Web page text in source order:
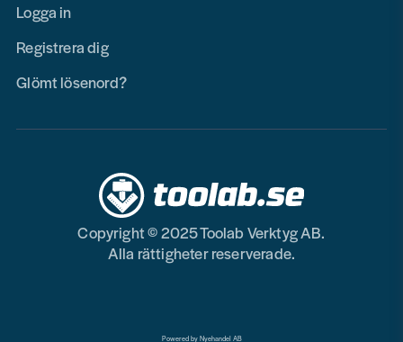
Logga in
Registrera dig
Glömt lösenord?
Copyright © 2025 Toolab Verktyg AB.
Alla rättigheter reserverade.
Powered by Nyehandel AB